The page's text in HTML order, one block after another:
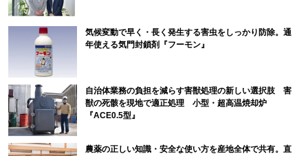
気候変動で早く・長く発生する害虫をしっかり防除。通
年使える気門封鎖剤『フーモン』
自治体業務の負担を減らす害獣処理の新しい選択肢 害
獣の死骸を現地で適正処理 小型・超高温焼却炉
『ACE0.5型』
農薬の正しい知識・安全な使い方を産地全体で共有。直